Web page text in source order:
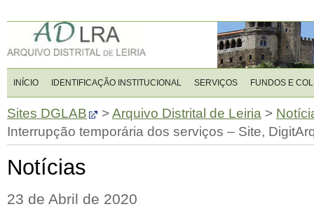
INÍCIO IDENTIFICAÇÃO INSTITUCIONAL SERVIÇOS FUNDOS E
Sites DGLAB >Arquivo Distrital de Leiria >
Interrupção temporária dos serviços – Site,
Notícias
23 de Abril de 2020